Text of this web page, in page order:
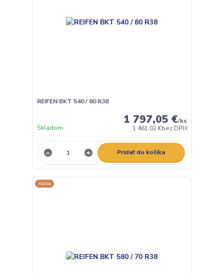
REIFEN BKT 540 / 80 R38
1 797,05 €/ks
1 461,02 €bez DPH
Skladom
Pridať do košíka
Akcia